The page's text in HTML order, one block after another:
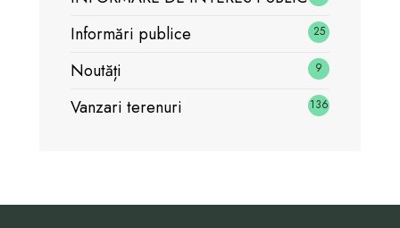
Informări publice 25
Noutăți 9
Vanzari terenuri 136